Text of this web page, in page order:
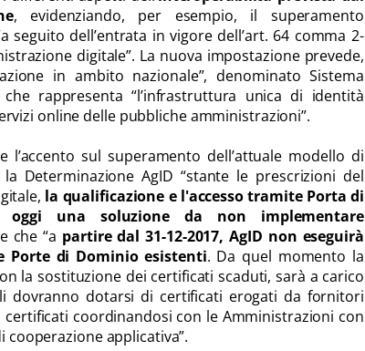
, evidenziando, per esempio, il superamento
seguito dell’entrata in vigore dell’art. 64 comma 2-
digitale”. La nuova impostazione prevede,
in ambito nazionale”, denominato Sistema
rappresenta “l’infrastruttura unica di identità
online delle pubbliche amministrazioni”.
sul superamento dell’attuale modello di
Determinazione AgID “stante le prescrizioni del
la qualificazione e l'accesso tramite Porta di
una soluzione da non implementare
che “a partire dal 31-12-2017, AgID non eseguirà
Porte di Dominio esistenti. Da quel momento la
la sostituzione dei certificati scaduti, sarà a carico
dovranno dotarsi di certificati erogati da fornitori
coordinandosi con le Amministrazioni con
cooperazione applicativa”.